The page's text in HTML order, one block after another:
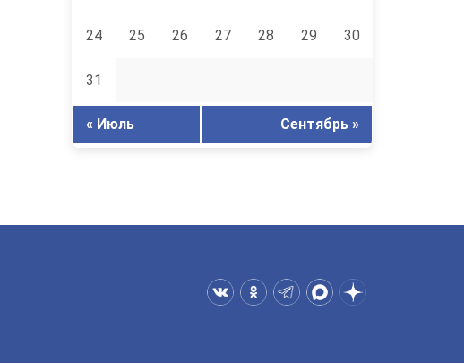
24 25 26 27 28 29 30
31
« Июль Сентябрь »